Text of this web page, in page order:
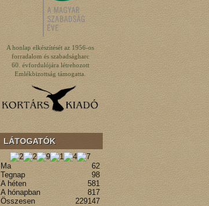
A honlap elkészítését az 1956-os
forradalom és szabadságharc
60. évfordulójára létrehozott
Emlékbizottság támogatta.
LÁTOGATÓK
Ma
62
Tegnap
98
A héten
581
A hónapban
817
Összesen
229147